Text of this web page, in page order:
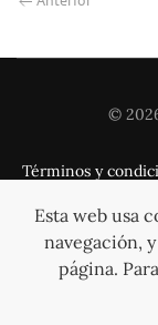
©
Términos y
Esta web usa
navegación,
página.